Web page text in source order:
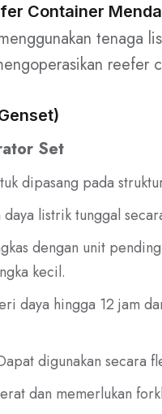
Container
tenaga
reefer
Set
dipasang pada
listrik tunggal
dengan unit
kecil.
daya hingga 12 jam
digunakan
dan memerlukan